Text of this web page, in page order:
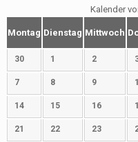
Kalender
Montag Dienstag Mittwoch
30 1 2
7 8 9
14 15 16
21 22 23